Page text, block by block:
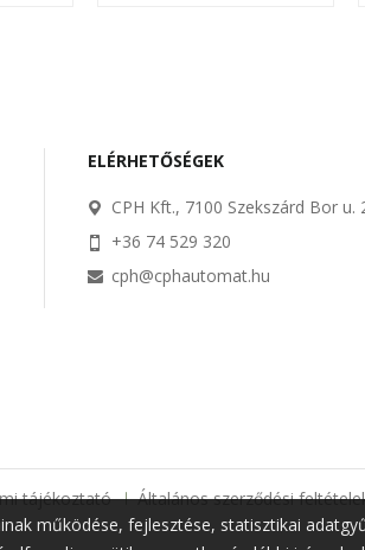
ELÉRHETŐSÉGEK
CPH Kft., 7100 Szekszárd Bor u.
+36 74 529 320
cph@cphautomat.hu
tájékoztató Általános szerződési
működése, fejlesztése, statisztikai